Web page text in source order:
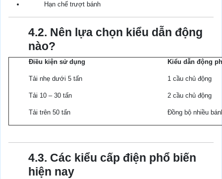
Hạn chế trượt bánh
4.2. Nên lựa chọn kiểu dẫn động
nào?
Điều kiện sử dụng Kiểu dẫn động
Tải nhẹ dưới 5 tấn 1 cầu chủ động
Tải 10 – 30 tấn 2 cầu chủ động
Tải trên 50 tấn Đồng bộ nhiều
4.3. Các kiểu cấp điện phổ biến
hiện nay